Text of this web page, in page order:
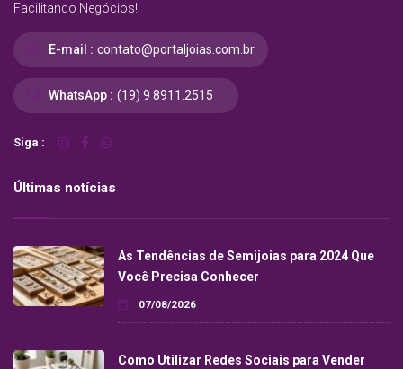
Facilitando Negócios!
E-mail : contato@portaljoias.com.br
WhatsApp : (19) 9 8911.2515
Siga :
Últimas notícias
As Tendências de Semijoias para 2024 Que
Você Precisa Conhecer
07/08/2026
Como Utilizar Redes Sociais para Vender